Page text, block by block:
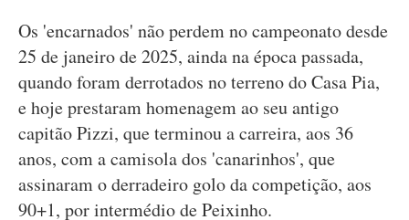
Os 'encarnados' não perdem no campeonato desde
25 de janeiro de 2025, ainda na época passada,
quando foram derrotados no terreno do Casa Pia,
e hoje prestaram homenagem ao seu antigo
capitão Pizzi, que terminou a carreira, aos 36
anos, com a camisola dos 'canarinhos', que
assinaram o derradeiro golo da competição, aos
90+1, por intermédio de Peixinho.